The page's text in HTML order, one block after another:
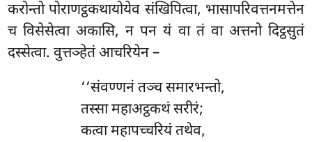
करोन्तो पोराणट्ठकथायोयेव संखिपित्वा, भासापरिवत्तनमत्तेन
च विसेसेत्वा अकासि, न पन यं वा तं वा अत्तनो दिट्ठसुतं
दस्सेत्वा. वुत्तञ्हेतं आचरियेन –
‘‘संवण्णनं तञ्च समारभन्तो,
तस्सा महाअट्ठकथं सरीरं;
कत्वा महापच्चरियं तथेव,